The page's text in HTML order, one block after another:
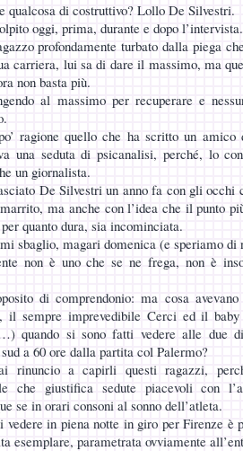
qualcosa di costruttivo? Lollo De Silvestri.
oggi, prima, durante e dopo l’intervista.
profondamente turbato dalla piega
carriera, lui sa di dare il massimo, ma
non basta più.
al massimo per recuperare e
ragione quello che ha scritto un amico
una seduta di psicanalisi, perché, lo
un giornalista.
De Silvestri un anno fa con gli occhi
ma anche con l’idea che il punto
quanto dura, sia incominciata.
sbaglio, magari domenica (e speriamo di
non è uno che se ne frega, non è
di comprendonio: ma cosa
il sempre imprevedibile Cerci ed il baby
quando si sono fatti vedere alle due
a 60 ore dalla partita col Palermo?
rinuncio a capirli questi ragazzi,
che giustifica sedute piacevoli con
se in orari consoni al sonno dell’atleta.
vedere in piena notte in giro per Firenze è
esemplare, parametrata ovviamente